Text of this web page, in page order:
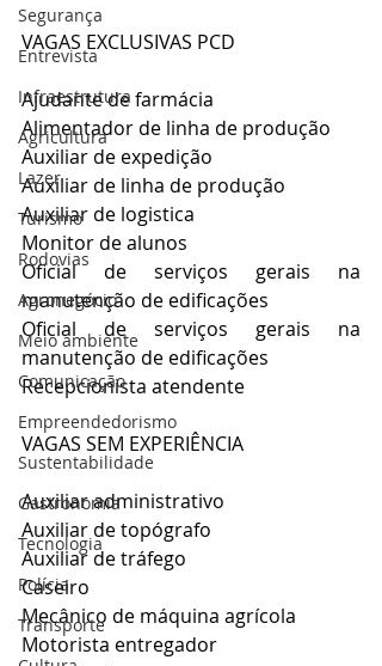
Segurança
Entrevista
Infraestrutura
Agricultura
Lazer
Turismo
Rodovias
Agronegócio
Meio ambiente
Comunicação
Empreendedorismo
Sustentabilidade
Gastronomia
Tecnologia
Polícia
Transporte
VAGAS EXCLUSIVAS PCD
Ajudante de farmácia
Alimentador de linha de produção
Auxiliar de expedição
Auxiliar de linha de produção
Auxiliar de logistica
Monitor de alunos
Oficial de serviços gerais na
manutenção de edificações
Oficial de serviços gerais na
manutenção de edificações
Recepcionista atendente
VAGAS SEM EXPERIÊNCIA
Auxiliar administrativo
Auxiliar de topógrafo
Auxiliar de tráfego
Caseiro
Mecânico de máquina agrícola
Motorista entregador